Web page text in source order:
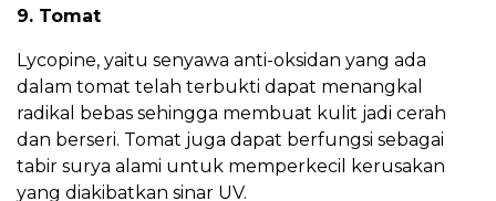
9. Tomat
Lycopine, yaitu senyawa anti-oksidan yang ada
dalam tomat telah terbukti dapat menangkal
radikal bebas sehingga membuat kulit jadi cerah
dan berseri. Tomat juga dapat berfungsi sebagai
tabir surya alami untuk memperkecil kerusakan
yang diakibatkan sinar UV.